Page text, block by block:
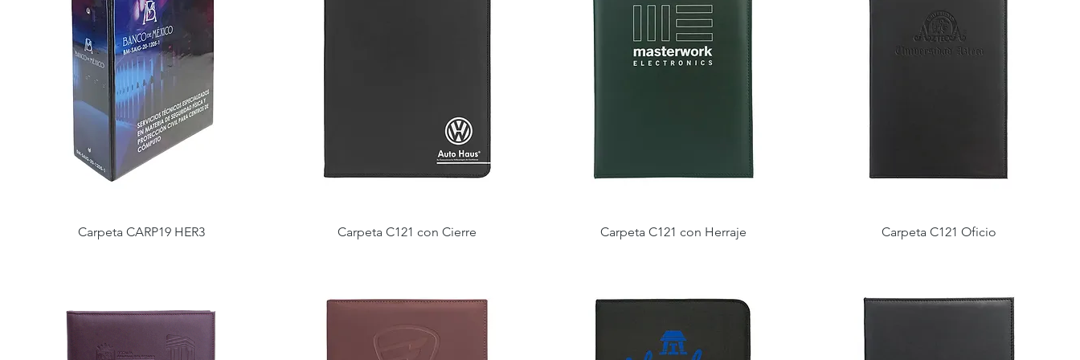
Carpeta CARP19 HER3 Carpeta C121 con Cierre Carpeta C121 con Herraje Carpeta C121 Oficio